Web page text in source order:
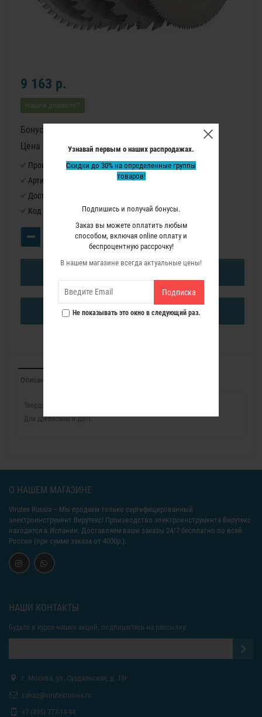
Узнавай первым о наших распродажах.
Скидки до 30% на определенные группы
товаров!
Подпишись и получай бонусы.
Заказ вы можете оплатить любым
способом, включая online оплату и
беспроцентную рассрочку!
В нашем магазине всегда актуальные цены!
Подписка
Не показывать это окно в следующий раз.
9 163 р.
Нашли дешевле?
Бонусные баллы: 114
Цена в бонусных баллах: 7590
Производитель: Virutex
Артикул:
Доступность:
Код товара: 7440196
КУПИТЬ В ОДИН КЛИК
Описание
Твердосплавный пильный диск для циркулярной пилы SR74K.
Для древесины и ДВП.
О НАШЕМ МАГАЗИНЕ
Virutex Russia – Мы продаем только сертифицированный
электроинструмент Вирутекс! Производство электроинструмента Вирутекс
находится в Испании. Доставляем ваши заказы 24/7 бесплатно по всей
России (при сумме заказа от 4000р.).
НАШИ КОНТАКТЫ
Будьте в курсе наших акций, подпишитесь на рассылку:
г. Москва, ул. Суздальская, д. 18г
zakaz@virutexrussia.ru
+7 (495) 777-14-94